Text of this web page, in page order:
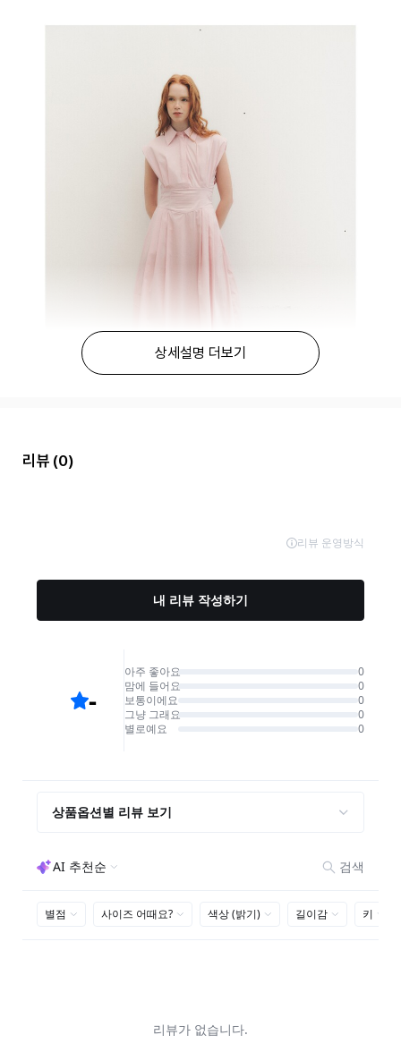
상세설명 더보기
리뷰 (0)